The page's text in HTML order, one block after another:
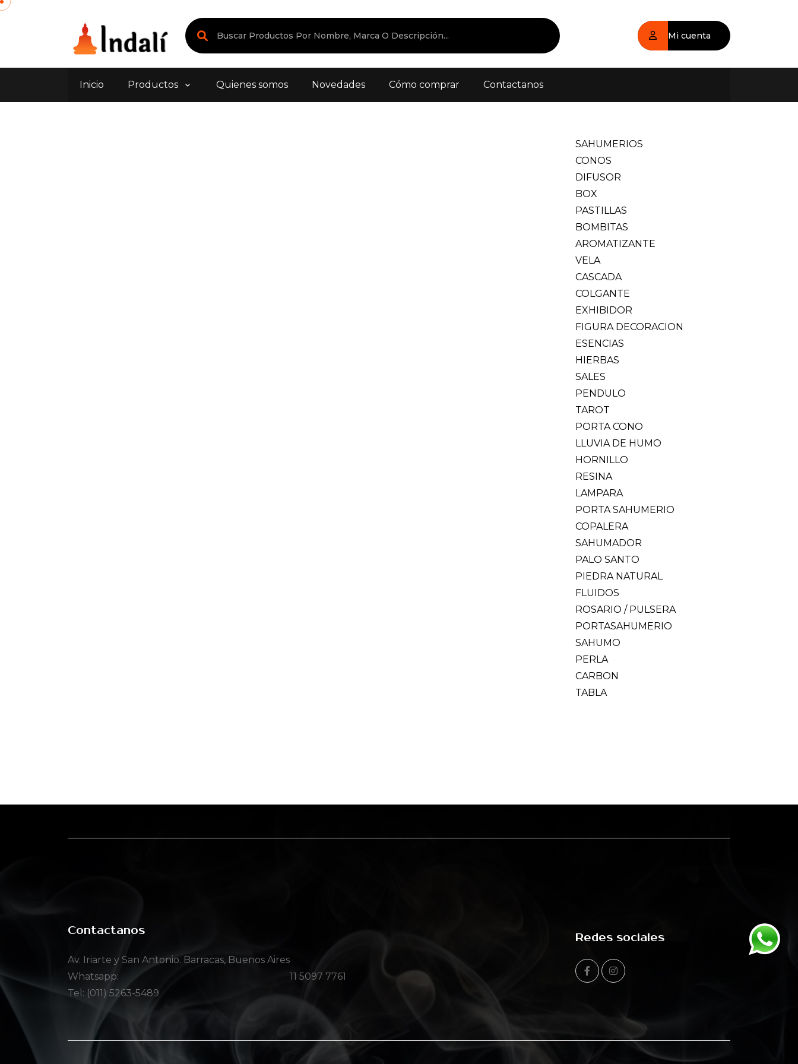
Mi cuenta
Inicio Productos Quienes somos Novedades Cómo comprar Contactanos
SAHUMERIOS
CONOS
DIFUSOR
BOX
PASTILLAS
BOMBITAS
AROMATIZANTE
VELA
CASCADA
COLGANTE
EXHIBIDOR
FIGURA DECORACION
ESENCIAS
HIERBAS
SALES
PENDULO
TAROT
PORTA CONO
LLUVIA DE HUMO
HORNILLO
RESINA
LAMPARA
PORTA SAHUMERIO
COPALERA
SAHUMADOR
PALO SANTO
PIEDRA NATURAL
FLUIDOS
ROSARIO / PULSERA
PORTASAHUMERIO
SAHUMO
PERLA
CARBON
TABLA
Contactanos
Av. Iriarte y San Antonio. Barracas, Buenos Aires
Whatsapp:
11 5097 7761
Tel: (011) 5263-5489
Redes sociales